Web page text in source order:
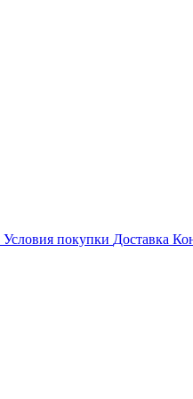
Условия покупки Доставка